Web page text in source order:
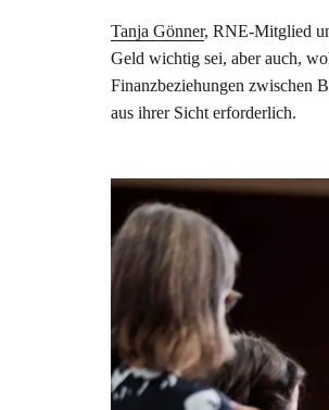
Tanja Gönner, RNE-Mitglied
Geld wichtig sei, aber auch,
Finanzbeziehungen zwischen
aus ihrer Sicht erforderlich.